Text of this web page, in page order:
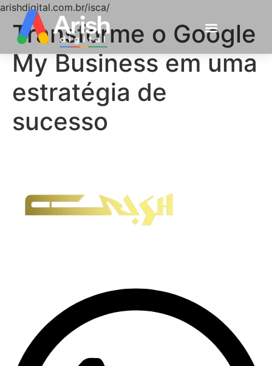
arishdigital.com.br/isca/
Transforme o Google
My Business em uma
estratégia de
sucesso